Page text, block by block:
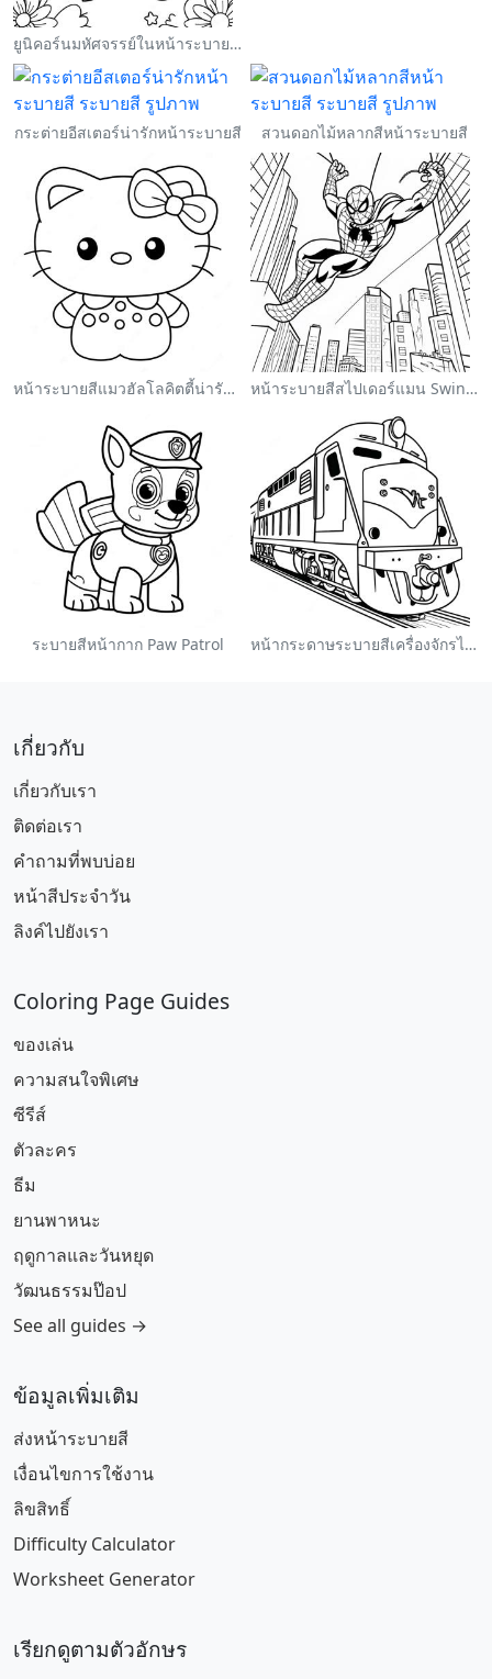
ยูนิคอร์นมหัศจรรย์ในหน้าระบายสีสายรุ้ง
กระต่ายอีสเตอร์น่ารักหน้าระบายสี สวนดอกไม้หลากสีหน้าระบายสี
หน้าระบายสีแมวฮัลโลคิตตี้น่ารักพร้อมโบว์ หน้าระบายสีสไปเดอร์แมน Swinging ผ่านเมือง
ระบายสีหน้ากาก Paw Patrol หน้ากระดาษระบายสีเครื่องจักรไอน้ำหลากสี
เกี่ยวกับ
เกี่ยวกับเรา
ติดต่อเรา
คำถามที่พบบ่อย
หน้าสีประจำวัน
ลิงค์ไปยังเรา
Coloring Page Guides
ของเล่น
ความสนใจพิเศษ
ซีรีส์
ตัวละคร
ธีม
ยานพาหนะ
ฤดูกาลและวันหยุด
วัฒนธรรมป๊อป
See all guides →
ข้อมูลเพิ่มเติม
ส่งหน้าระบายสี
เงื่อนไขการใช้งาน
ลิขสิทธิ์
Difficulty Calculator
Worksheet Generator
เรียกดูตามตัวอักษร